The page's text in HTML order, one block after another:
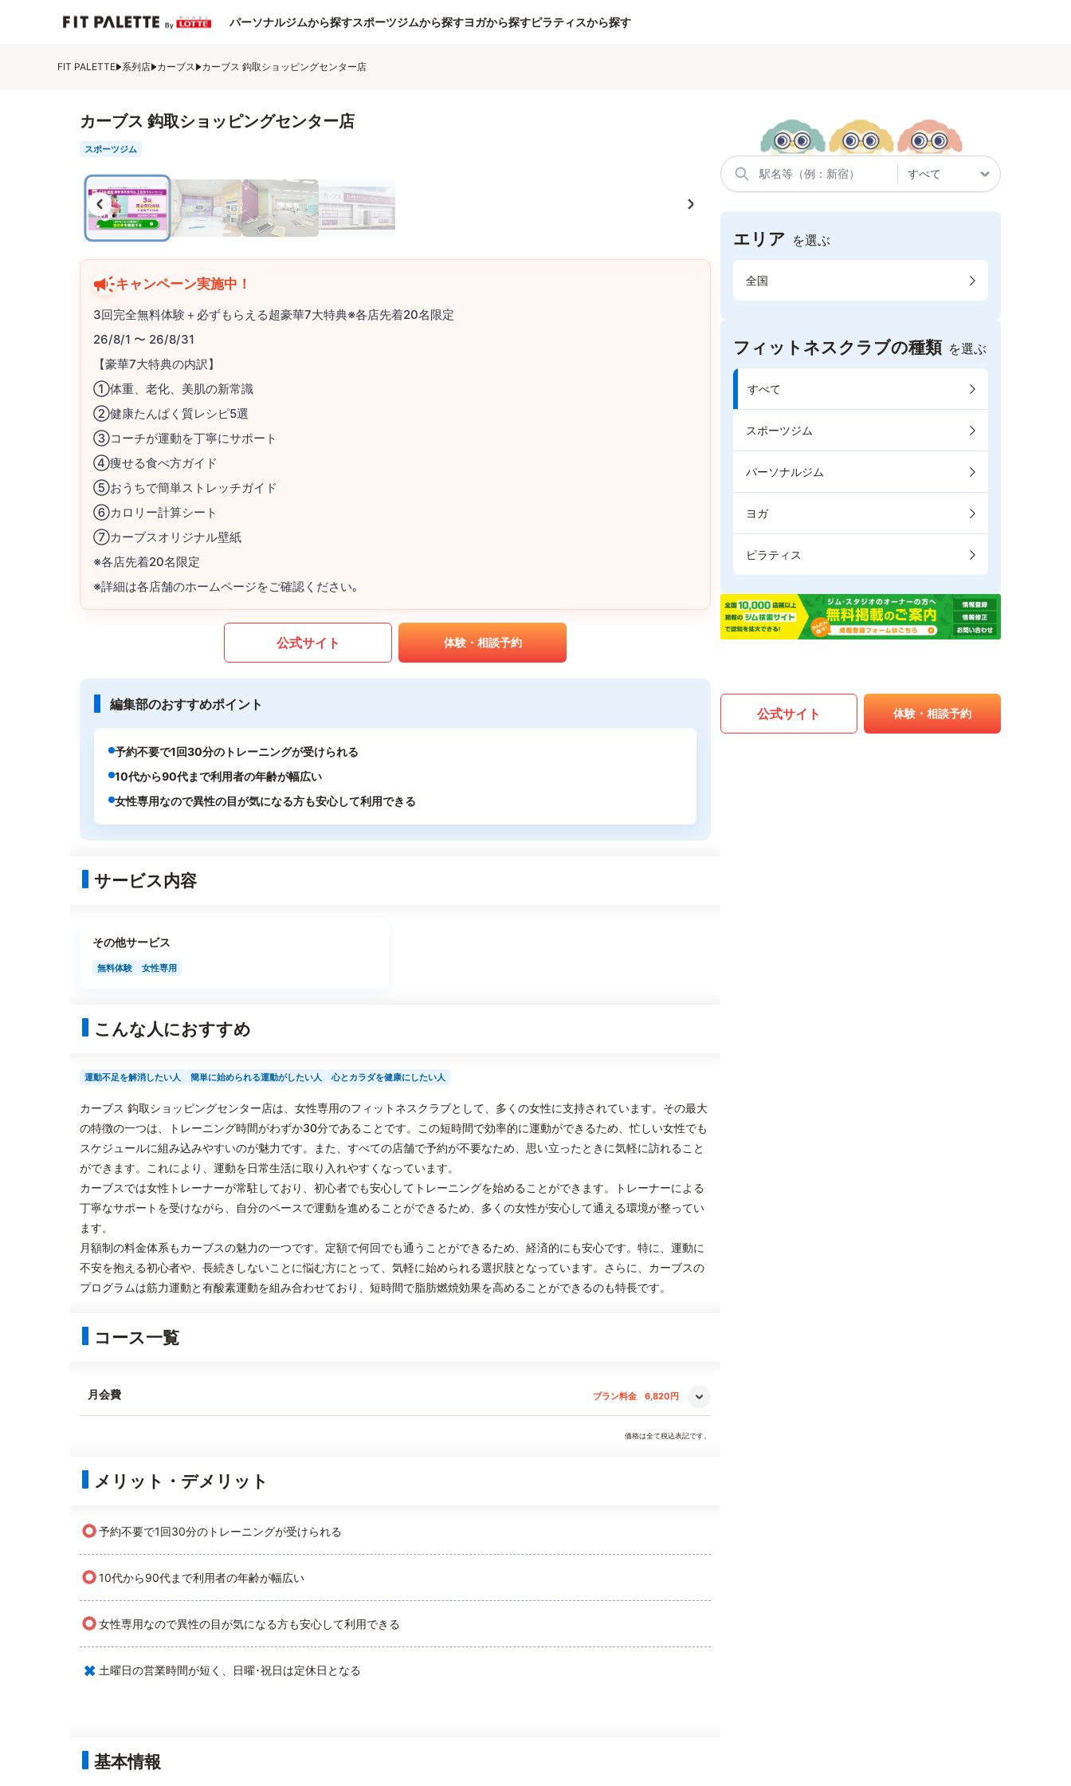
パーソナルジムから探すスポーツジムから探すヨガから探すピラティスから探す
FIT PALETTE 系列店 カーブス カーブス 鈎取ショッピングセンター店
カーブス 鈎取ショッピングセンター店
スポーツジム
キャンペーン実施中！
3回完全無料体験＋必ずもらえる超豪華7大特典※各店先着20名限定
26/8/1 〜 26/8/31
【豪華7大特典の内訳】
①体重、老化、美肌の新常識
②健康たんぱく質レシピ5選
③コーチが運動を丁寧にサポート
④痩せる食べ方ガイド
⑤おうちで簡単ストレッチガイド
⑥カロリー計算シート
⑦カーブスオリジナル壁紙
※各店先着20名限定
※詳細は各店舗のホームページをご確認ください｡
公式サイト 体験・相談予約
編集部のおすすめポイント
予約不要で1回30分のトレーニングが受けられる
10代から90代まで利用者の年齢が幅広い
女性専用なので異性の目が気になる方も安心して利用できる
サービス内容
その他サービス
無料体験 女性専用
こんな人におすすめ
運動不足を解消したい人 簡単に始められる運動がしたい人 心とカラダを健康にしたい人
カーブス 鈎取ショッピングセンター店は、女性専用のフィットネスクラブとして、多くの女性に支持されています。その最大
の特徴の一つは、トレーニング時間がわずか30分であることです。この短時間で効率的に運動ができるため、忙しい女性でも
スケジュールに組み込みやすいのが魅力です。また、すべての店舗で予約が不要なため、思い立ったときに気軽に訪れること
ができます。これにより、運動を日常生活に取り入れやすくなっています。
カーブスでは女性トレーナーが常駐しており、初心者でも安心してトレーニングを始めることができます。トレーナーによる
丁寧なサポートを受けながら、自分のペースで運動を進めることができるため、多くの女性が安心して通える環境が整ってい
ます。
月額制の料金体系もカーブスの魅力の一つです。定額で何回でも通うことができるため、経済的にも安心です。特に、運動に
不安を抱える初心者や、長続きしないことに悩む方にとって、気軽に始められる選択肢となっています。さらに、カーブスの
プログラムは筋力運動と有酸素運動を組み合わせており、短時間で脂肪燃焼効果を高めることができるのも特長です。
コース一覧
月会費 プラン料金 6,820円
価格は全て税込表記です。
メリット・デメリット
○予約不要で1回30分のトレーニングが受けられる
○10代から90代まで利用者の年齢が幅広い
○女性専用なので異性の目が気になる方も安心して利用できる
× 土曜日の営業時間が短く、日曜･祝日は定休日となる
基本情報
エリア を選ぶ
全国
フィットネスクラブの種類 を選ぶ
すべて
スポーツジム
パーソナルジム
ヨガ
ピラティス
公式サイト 体験・相談予約